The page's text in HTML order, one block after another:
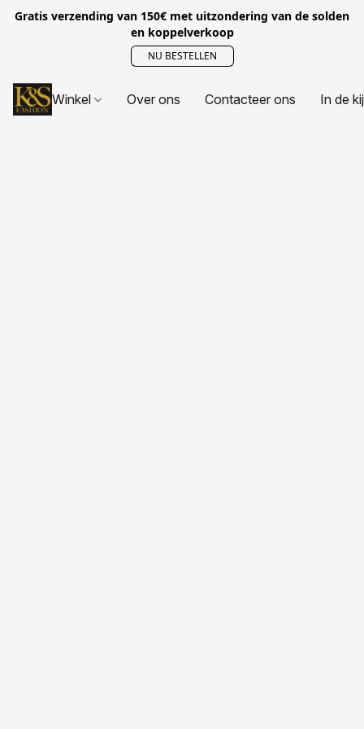
Gratis verzending van 150€ met uitzondering van de solden
en koppelverkoop
NU BESTELLEN
Winkel Over ons Contacteer ons In de